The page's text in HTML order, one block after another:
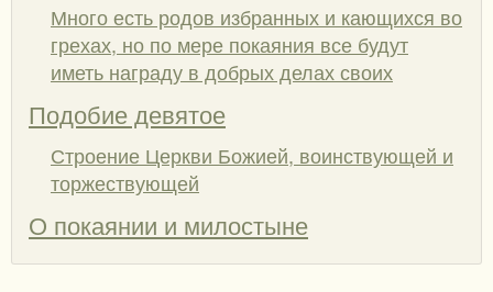
Много есть родов избранных и кающихся во
грехах, но по мере покаяния все будут
иметь награду в добрых делах своих
Подобие девятое
Строение Церкви Божией, воинствующей и
торжествующей
О покаянии и милостыне